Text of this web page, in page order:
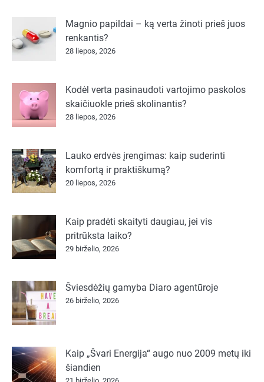
Magnio papildai – ką verta žinoti prieš juos
renkantis?
28 liepos, 2026
Kodėl verta pasinaudoti vartojimo paskolos
skaičiuokle prieš skolinantis?
28 liepos, 2026
Lauko erdvės įrengimas: kaip suderinti
komfortą ir praktiškumą?
20 liepos, 2026
Kaip pradėti skaityti daugiau, jei vis
pritrūksta laiko?
29 birželio, 2026
Šviesdėžių gamyba Diaro agentūroje
26 birželio, 2026
Kaip „Švari Energija“ augo nuo 2009 metų iki
šiandien